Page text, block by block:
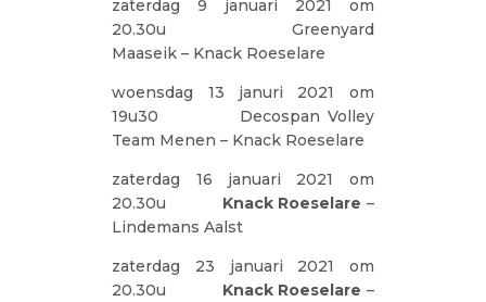
zaterdag 9 januari 2021 om
20.30u Greenyard
Maaseik – Knack Roeselare
woensdag 13 januri 2021 om
19u30 Decospan Volley
Team Menen – Knack Roeselare
zaterdag 16 januari 2021 om
20.30u Knack Roeselare –
Lindemans Aalst
zaterdag 23 januari 2021 om
20.30u Knack Roeselare –